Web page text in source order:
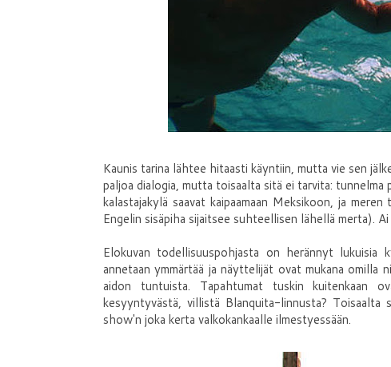
Kaunis tarina lähtee hitaasti käyntiin, mutta vie sen
paljoa dialogia, mutta toisaalta sitä ei tarvita:
kalastajakylä saavat kaipaamaan Meksikoon, ja
Engelin sisäpiha sijaitsee suhteellisen lähellä merta).
Elokuvan todellisuuspohjasta on herännyt lukuisia
annetaan ymmärtää ja näyttelijät ovat mukana omilla
aidon tuntuista. Tapahtumat tuskin kuitenkaan
kesyyntyvästä, villistä Blanquita-linnusta? Toisaalta
show'n joka kerta valkokankaalle ilmestyessään.